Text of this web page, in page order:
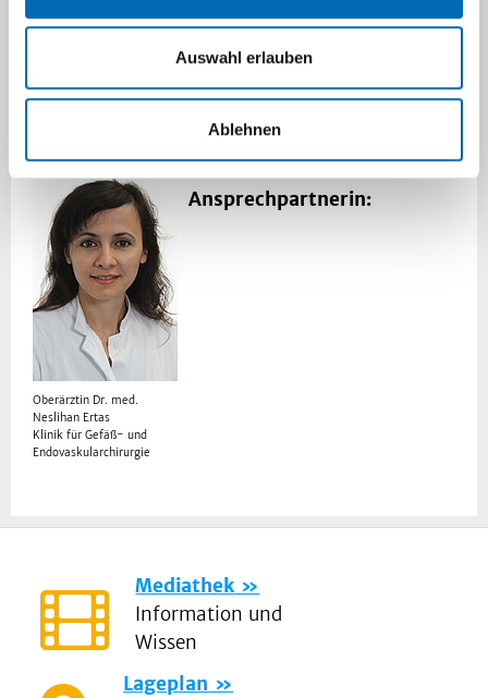
Auswahl erlauben
Ablehnen
Shuntrevision Shuntdrosselung
Hickman-Katheteranlage
Stenosen
Patienten- & Personalschulung
Oberärztin Dr. med.
Neslihan Ertas
Klinik für Gefäß- und
Endovaskularchirurgie
Ansprechpartnerin:
Mediathek
Information und
Wissen
Lageplan